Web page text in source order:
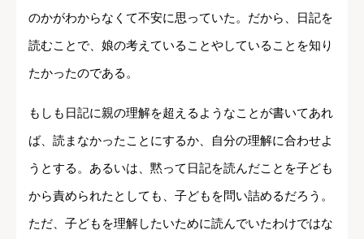
のかがわからなくて不安に思っていた。だから、日記を
読むことで、娘の考えていることやしていることを知り
たかったのである。
もしも日記に親の理解を超えるようなことが書いてあれ
ば、読まなかったことにするか、自分の理解に合わせよ
うとする。あるいは、黙って日記を読んだことを子ども
から責められたとしても、子どもを問い詰めるだろう。
ただ、子どもを理解したいために読んでいたわけではな